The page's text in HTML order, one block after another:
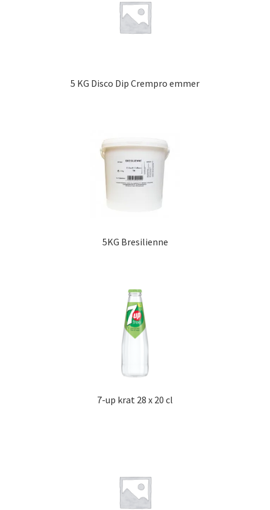
5 KG Disco Dip Crempro emmer
5KG Bresilienne
7-up krat 28 x 20 cl